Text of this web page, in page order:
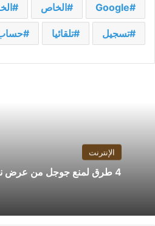
Google الخاص
تسجيل تلقائيا
الإنترنت
4 طرق لمنع جوجل من عرض نتائج مخصصة